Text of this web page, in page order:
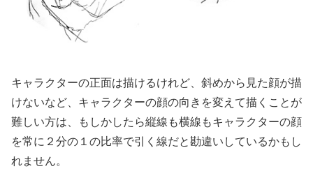
キャラクターの正面は描けるけれど、斜めから見た顔が描
けないなど、キャラクターの顔の向きを変えて描くことが
難しい方は、もしかしたら縦線も横線もキャラクターの顔
を常に２分の１の比率で引く線だと勘違いしているかもし
れません。